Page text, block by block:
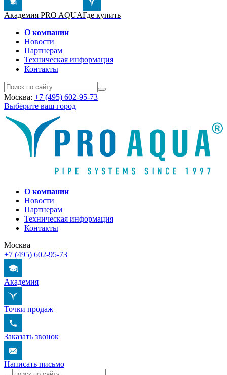
Академия PRO AQUAГде купить
О компании
Новости
Партнерам
Техническая информация
Контакты
Москва: +7 (495) 602-95-73
Выберите ваш город
О компании
Новости
Партнерам
Техническая информация
Контакты
Москва
+7 (495) 602-95-73
Академия
Точки продаж
Заказать звонок
Написать письмо